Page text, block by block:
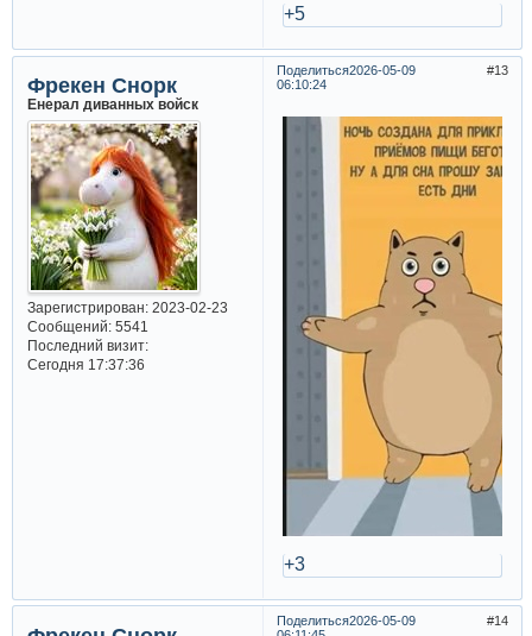
+5
Поделиться 13
2026-05-09
06:10:24
Фрекен Снорк
Енерал диванных войск
Зарегистрирован: 2023-02-23
Сообщений:5541
Последний визит:
Сегодня 17:37:36
+3
Поделиться 14
2026-05-09